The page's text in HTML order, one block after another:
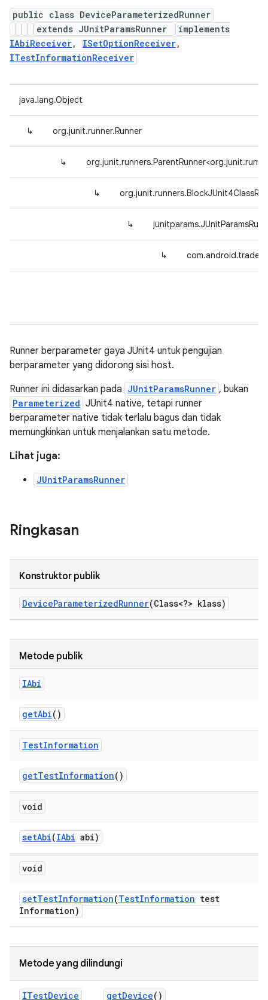
public class DeviceParameterizedRunner
extends JUnitParamsRunner
implements
IAbiReceiver, ISetOptionReceiver,
ITestInformationReceiver
java.lang.Object
↳ org.junit.runner.Runner
↳
↳
↳
↳
Runner berparameter gaya JUnit4 untuk pengujian
berparameter yang didorong sisi host.
Runner ini didasarkan pada JUnitParamsRunner , bukan
Parameterized JUnit4 native, tetapi runner
berparameter native tidak terlalu bagus dan tidak
memungkinkan untuk menjalankan satu metode.
Lihat juga:
JUnitParamsRunner
Ringkasan
Konstruktor publik
DeviceParameterizedRunner(Class<?> klass)
Metode publik
IAbi
getAbi()
TestInformation
getTestInformation()
void
setAbi(IAbi abi)
void
setTestInformation(TestInformation test
Information)
Metode yang dilindungi
ITestDevice getDevice()